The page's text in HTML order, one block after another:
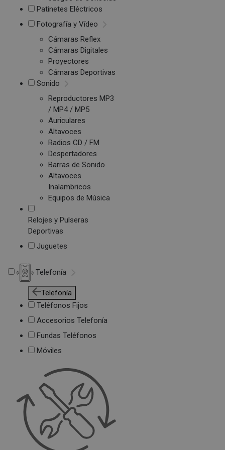
Patinetes Eléctricos
Fotografía y Vídeo
Cámaras Reflex
Cámaras Digitales
Proyectores
Cámaras Deportivas
Sonido
Reproductores MP3
/ MP4 / MP5
Auriculares
Altavoces
Radios CD / FM
Despertadores
Barras de Sonido
Altavoces
Inalambricos
Equipos de Música
Relojes y Pulseras
Deportivas
Juguetes
Telefonía
Telefonía
Teléfonos Fijos
Accesorios Telefonía
Fundas Teléfonos
Móviles